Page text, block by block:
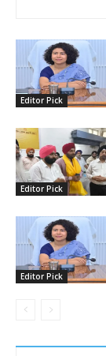
Editor Pick
Editor Pick
Editor Pick